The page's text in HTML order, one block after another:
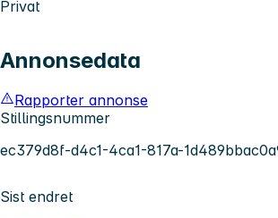
Privat
Annonsedata
Rapporter annonse
Stillingsnummer
ec379d8f-d4c1-4ca1-817a-
Sist endret